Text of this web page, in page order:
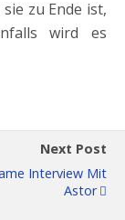
zu Ende ist,
wird es
Next Post
Interview Mit
Astor